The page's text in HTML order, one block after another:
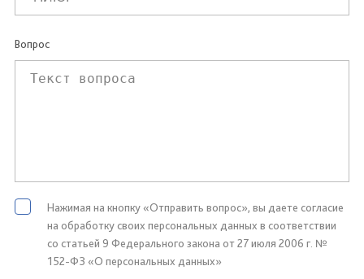
Вопрос
Нажимая на кнопку «Отправить вопрос», вы даете согласие
на обработку своих персональных данных в соответствии
со статьей 9 Федерального закона от 27 июля 2006 г. №
152-ФЗ «О персональных данных»